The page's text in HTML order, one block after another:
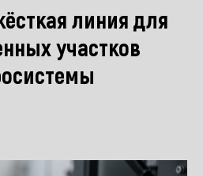
линия для
участков